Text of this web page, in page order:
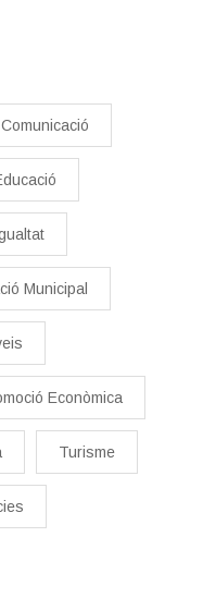
Comunicació
Municipal
Econòmica
Turisme